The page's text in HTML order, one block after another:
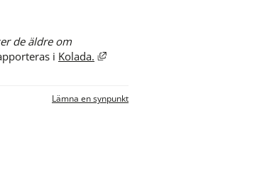
de äldre om
i Kolada. Länk till annan webbplats,
Lämna en synpunkt